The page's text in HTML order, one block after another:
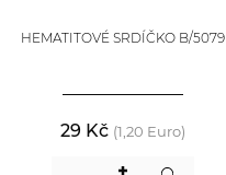
HEMATITOVÉ SRDÍČKO B/5079
29 Kč (1,20 Euro)